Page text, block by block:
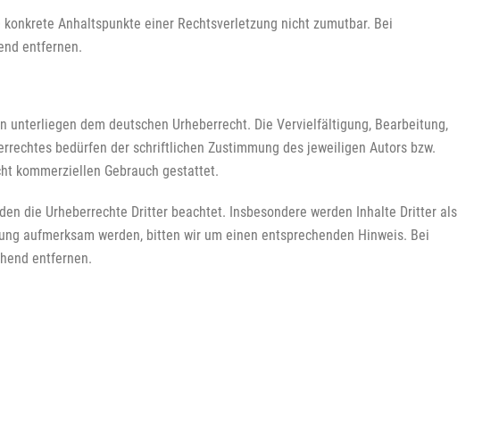
Anhaltspunkte einer Rechtsverletzung nicht zumutbar. Bei
entfernen.
dem deutschen Urheberrecht. Die Vervielfältigung, Bearbeitung,
bedürfen der schriftlichen Zustimmung des jeweiligen Autors bzw.
kommerziellen Gebrauch gestattet.
die Urheberrechte Dritter beachtet. Insbesondere werden Inhalte Dritter als
aufmerksam werden, bitten wir um einen entsprechenden Hinweis. Bei
entfernen.